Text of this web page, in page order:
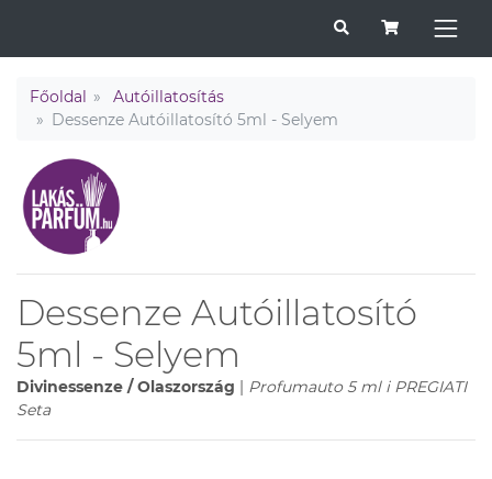
Főoldal
Autóillatosítás
Dessenze Autóillatosító 5ml - Selyem
Dessenze Autóillatosító
5ml - Selyem
Divinessenze / Olaszország | Profumauto 5 ml i PREGIATI
Seta